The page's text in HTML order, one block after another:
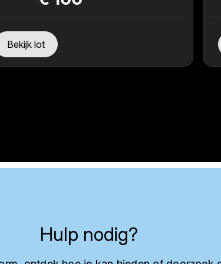
Bekijk lot
Hulp nodig?